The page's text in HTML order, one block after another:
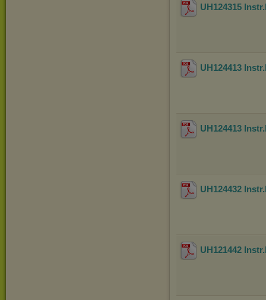
UH124315
UH124413
UH124413
UH124432
UH121442